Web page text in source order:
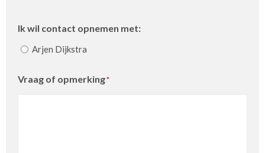
Ik wil contact opnemen met:
Arjen Dijkstra
Vraag of opmerking*